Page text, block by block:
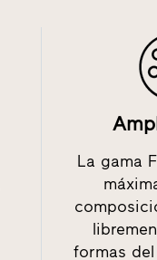
La gama
formas